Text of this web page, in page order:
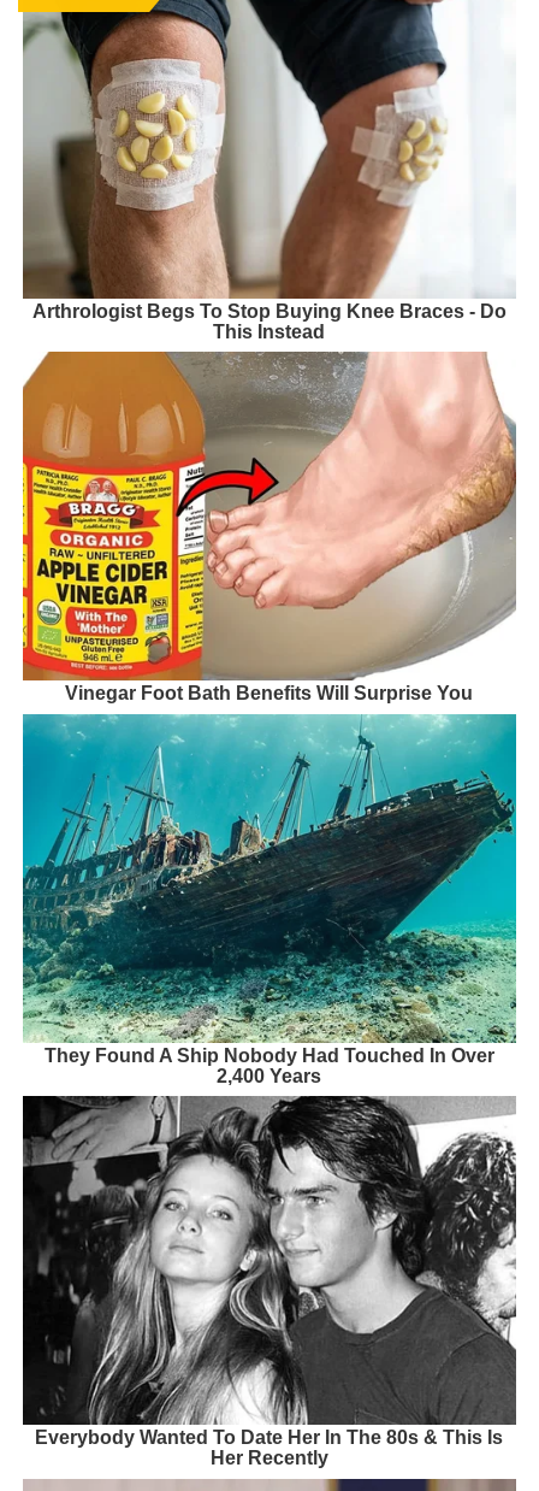
Arthrologist Begs To Stop Buying Knee Braces - Do
This Instead
Vinegar Foot Bath Benefits Will Surprise You
They Found A Ship Nobody Had Touched In Over
2,400 Years
Everybody Wanted To Date Her In The 80s & This Is
Her Recently